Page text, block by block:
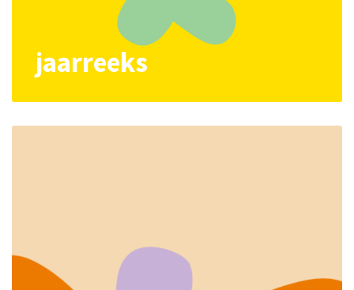
jaarreeks